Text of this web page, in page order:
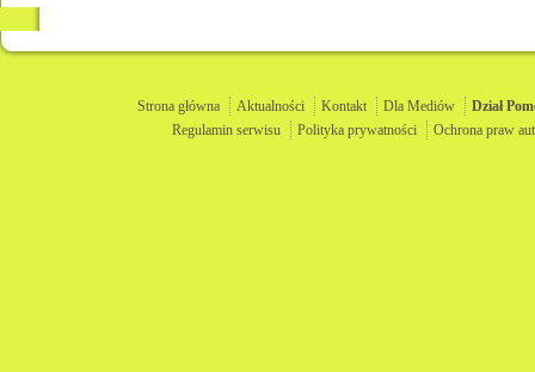
Strona główna Aktualności Kontakt Dla Mediów Dział
Regulamin serwisu
Polityka prywatności Ochrona praw